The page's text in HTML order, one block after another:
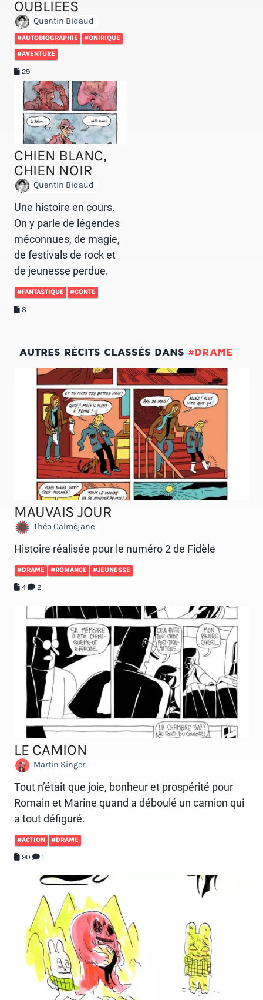
OUBLIÉES
Quentin Bidaud
#AUTOBIOGRAPHIE #ONIRIQUE
#AVENTURE
29
CHIEN BLANC,
CHIEN NOIR
Quentin Bidaud
Une histoire en cours.
On y parle de légendes
méconnues, de magie,
de festivals de rock et
de jeunesse perdue.
#FANTASTIQUE #CONTE
8
AUTRES RÉCITS CLASSÉS DANS #DRAME
MAUVAIS JOUR
Théo Calméjane
Histoire réalisée pour le numéro 2 de Fidèle
#DRAME #ROMANCE #JEUNESSE
4 2
LE CAMION
Martin Singer
Tout n’était que joie, bonheur et prospérité pour
Romain et Marine quand a déboulé un camion qui
a tout défiguré.
#ACTION #DRAME
90 1